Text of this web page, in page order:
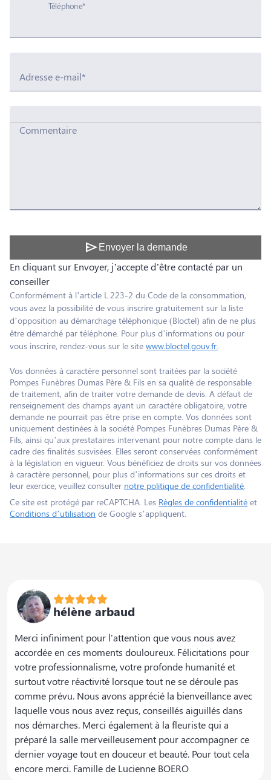
Téléphone*
Adresse e-mail*
Commentaire
send Envoyer la demande
En cliquant sur Envoyer, j’accepte d’être contacté par un
conseiller
Conformément à l’article L.223-2 du Code de la consommation,
vous avez la possibilité de vous inscrire gratuitement sur la liste
d’opposition au démarchage téléphonique (Bloctel) afin de ne plus
être démarché par téléphone. Pour plus d’informations ou pour
vous inscrire, rendez-vous sur le site www.bloctel.gouv.fr..
Vos données à caractère personnel sont traitées par la société
Pompes Funèbres Dumas Père & Fils en sa qualité de responsable
de traitement, afin de traiter votre demande de devis. A défaut de
renseignement des champs ayant un caractère obligatoire, votre
demande ne pourrait pas être prise en compte. Vos données sont
uniquement destinées à la société Pompes Funèbres Dumas Père &
Fils, ainsi qu’aux prestataires intervenant pour notre compte dans le
cadre des finalités susvisées. Elles seront conservées conformément
à la législation en vigueur. Vous bénéficiez de droits sur vos données
à caractère personnel, pour plus d’informations sur ces droits et
leur exercice, veuillez consulter notre politique de confidentialité.
Ce site est protégé par reCAPTCHA. Les Règles de confidentialité et
Conditions d’utilisation de Google s’appliquent.
hélène arbaud
Merci infiniment pour l'attention que vous nous avez
accordée en ces moments douloureux. Félicitations pour
votre professionnalisme, votre profonde humanité et
surtout votre réactivité lorsque tout ne se déroule pas
comme prévu. Nous avons apprécié la bienveillance avec
laquelle vous nous avez reçus, conseillés aiguillés dans
nos démarches. Merci également à la fleuriste qui a
préparé la salle merveilleusement pour accompagner ce
dernier voyage tout en douceur et beauté. Pour tout cela
encore merci. Famille de Lucienne BOERO